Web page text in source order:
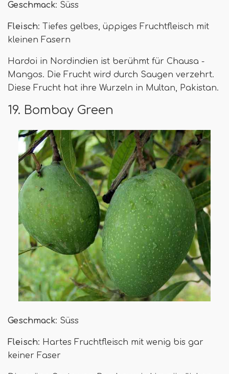
Geschmack: Süss
Fleisch: Tiefes gelbes, üppiges Fruchtfleisch mit
kleinen Fasern
Hardoi in Nordindien ist berühmt für Chausa -
Mangos. Die Frucht wird durch Saugen verzehrt.
Diese Frucht hat ihre Wurzeln in Multan, Pakistan.
19. Bombay Green
Geschmack: Süss
Fleisch: Hartes Fruchtfleisch mit wenig bis gar
keiner Faser